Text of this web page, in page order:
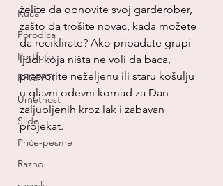
Kuća
Porodica
Portfolio
RECEPTI
Umetnost
Slide
Priče-pesme
Razno
želite da obnovite svoj garderober,
zašto da trošite novac, kada možete
da reciklirate? Ako pripadate grupi
ljudi koja ništa ne voli da baca,
pretvorite neželjenu ili staru košulju
u glavni odevni komad za Dan
zaljubljenih kroz lak i zabavan
projekat.